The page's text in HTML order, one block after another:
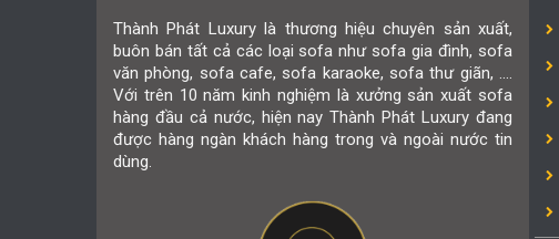
Thành Phát Luxury là thương hiệu chuyên sản xuất,
buôn bán tất cả các loại sofa như sofa gia đình, sofa
văn phòng, sofa cafe, sofa karaoke, sofa thư giãn, ….
Với trên 10 năm kinh nghiệm là xưởng sản xuất sofa
hàng đầu cả nước, hiện nay Thành Phát Luxury đang
được hàng ngàn khách hàng trong và ngoài nước tin
dùng.